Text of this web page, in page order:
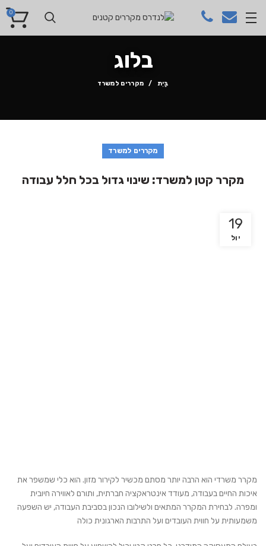
0
בלוג
בַּיִת מקררים למשרד
מקררים למשרד
מקרר קטן למשרד: שינוי גדול בכל חלל עבודה
19
יול
מקרר משרדי הוא הרבה יותר מסתם מכשיר לקירור מזון. הוא כלי שמשפר את
איכות החיים בעבודה, מעודד אינטראקציה חברתית, ותורם לאווירה חיובית
ומפרה. לבחירת המקרר המתאים ולשילובו הנכון בסביבת העבודה, יש השפעה
משמעותית על חווית העובדים ועל התרבות הארגונית כולה